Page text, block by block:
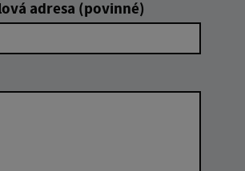
adresa (povinné)